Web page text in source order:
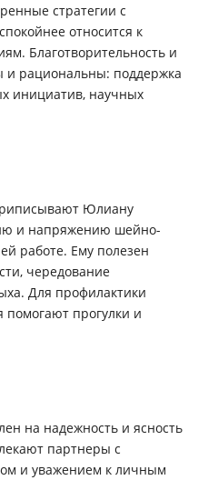
стратегии с
относится к
Благотворительность и
и рациональны: поддержка
инициатив, научных
Юлиану
и напряжению шейно-
работе. Ему полезен
чередование
Для профилактики
помогают прогулки и
на надежность и ясность
партнеры с
и уважением к личным